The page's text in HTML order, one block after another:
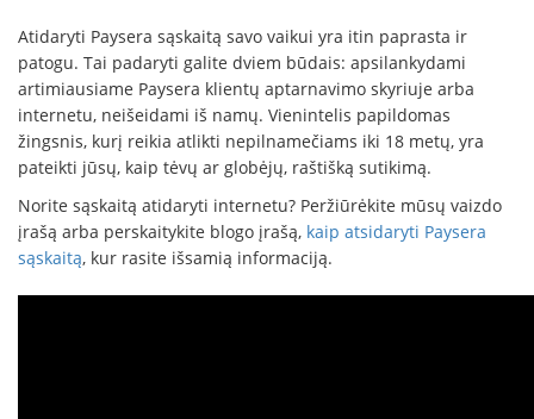
Atidaryti Paysera sąskaitą savo vaikui yra itin paprasta ir
patogu. Tai padaryti galite dviem būdais: apsilankydami
artimiausiame Paysera klientų aptarnavimo skyriuje arba
internetu, neišeidami iš namų. Vienintelis papildomas
žingsnis, kurį reikia atlikti nepilnamečiams iki 18 metų, yra
pateikti jūsų, kaip tėvų ar globėjų, raštišką sutikimą.
Norite sąskaitą atidaryti internetu? Peržiūrėkite mūsų vaizdo
įrašą arba perskaitykite blogo įrašą, kaip atsidaryti Paysera
sąskaitą, kur rasite išsamią informaciją.